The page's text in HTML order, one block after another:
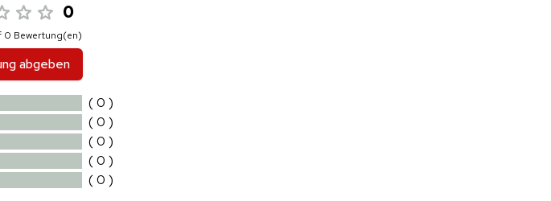
0
0 Bewertung(en)
abgeben
( 0 )
( 0 )
( 0 )
( 0 )
( 0 )